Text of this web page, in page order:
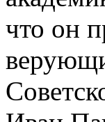
что он